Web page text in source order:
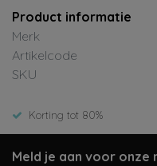
Product informatie
Merk
Artikelcode
SKU
Korting tot 80%
Meld je aan voor onze